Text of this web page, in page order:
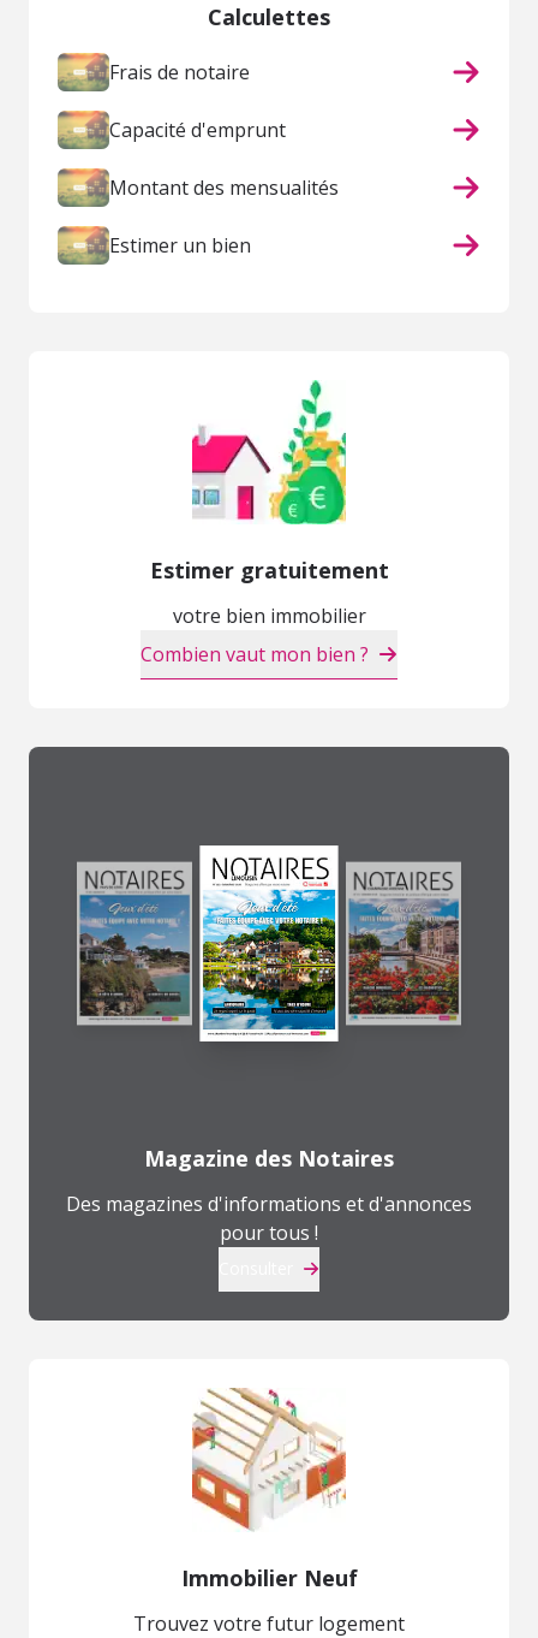
Calculettes
Frais de notaire
Capacité d'emprunt
Montant des mensualités
Estimer un bien
Estimer gratuitement
votre bien immobilier
Combien vaut mon bien ?
Magazine des Notaires
Des magazines d'informations et d'annonces
pour tous !
Immobilier Neuf
Trouvez votre futur logement